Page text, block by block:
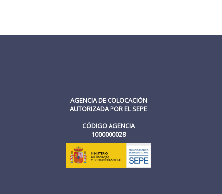
AGENCIA DE COLOCACIÓN
AUTORIZADA POR EL SEPE
CÓDIGO AGENCIA
1000000028